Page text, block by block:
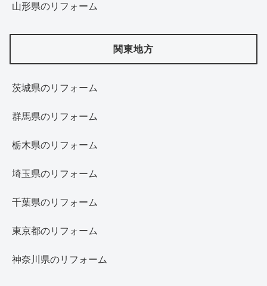
山形県のリフォーム
関東地方
茨城県のリフォーム
群馬県のリフォーム
栃木県のリフォーム
埼玉県のリフォーム
千葉県のリフォーム
東京都のリフォーム
神奈川県のリフォーム